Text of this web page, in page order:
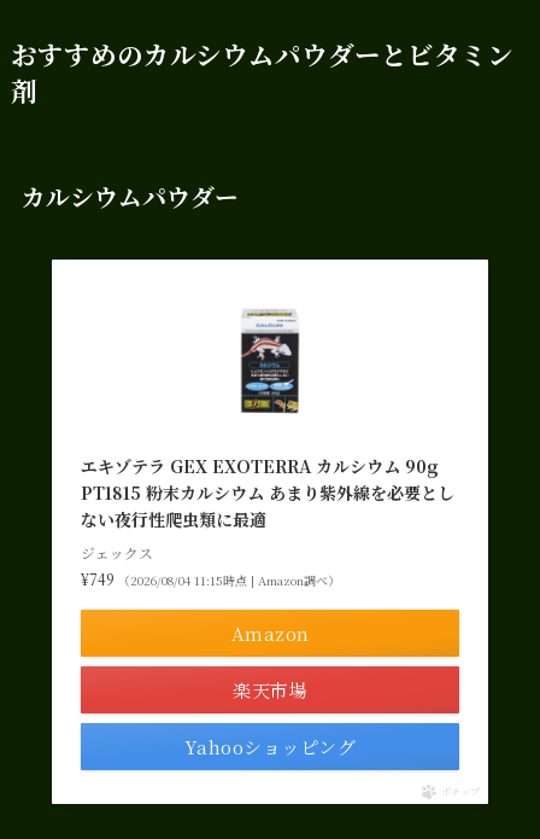
おすすめのカルシウムパウダーとビタミン
剤
カルシウムパウダー
エキゾテラ GEX EXOTERRA カルシウム 90g
PT1815 粉末カルシウム あまり紫外線を必要とし
ない夜行性爬虫類に最適
ジェックス
¥749
（2026/08/04 11:15時点 | Amazon調べ）
Amazon
楽天市場
Yahooショッピング
ポチップ